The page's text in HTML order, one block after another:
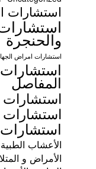
استشارات
والحنجرة
استشارات امراض
المفاصل
استشارات
استشارات
الأعشاب
الأمراض و